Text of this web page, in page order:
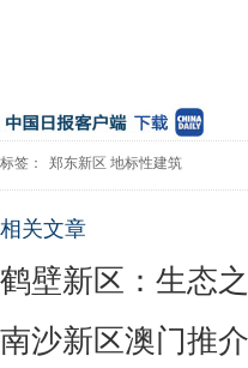
标签： 郑东新区 地标性建筑
相关文章
鹤壁新区：生态
南沙新区澳门推